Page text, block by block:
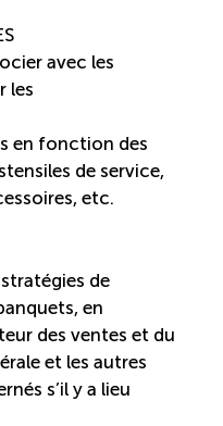
en ligne
INFOLETTRE
DU CQRHT
avec les
les
en fonction des
de service,
etc.
de
en
des ventes et du
et les autres
s’il y a lieu